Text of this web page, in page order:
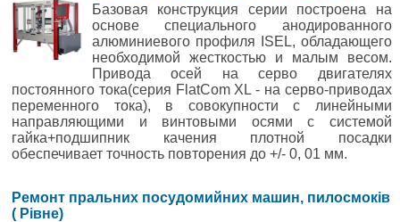
Базовая конструкция серии построена на
основе специального анодированного
алюминиевого профиля ISEL, обладающего
необходимой жесткостью и малым весом.
Привода осей на серво двигателях
постоянного тока(серия FlatCom XL - на серво-приводах
переменного тока), в совокупности с линейными
направляющими и винтовыми осями с системой
гайка+подшипник качения плотной посадки
обеспечивает точность повторения до +/- 0, 01 мм.
Ремонт пральних посудомийних машин, пилосмоків
( Рівне)